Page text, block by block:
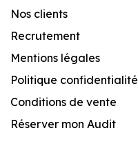
Nos clients
Recrutement
Mentions légales
Politique confidentialité
Conditions de vente
Réserver mon Audit